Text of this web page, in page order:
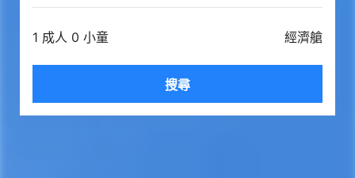
1 成人 0 小童 經濟艙
搜尋